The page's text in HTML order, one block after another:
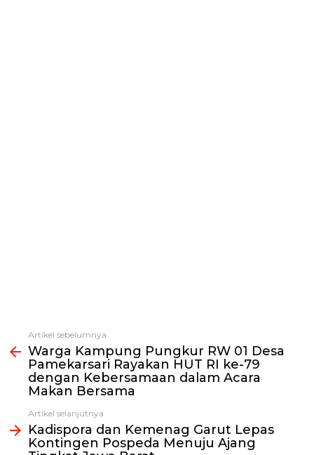
Lihat
selengkapnya
Artikel sebelumnya
Warga Kampung Pungkur RW 01 Desa
Pamekarsari Rayakan HUT RI ke-79
dengan Kebersamaan dalam Acara
Makan Bersama
Artikel selanjutnya
Kadispora dan Kemenag Garut Lepas
Kontingen Pospeda Menuju Ajang